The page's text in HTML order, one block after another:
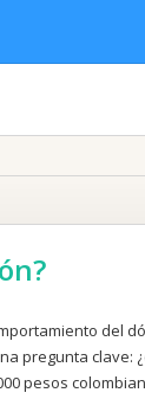
del
pregunta clave:
pesos